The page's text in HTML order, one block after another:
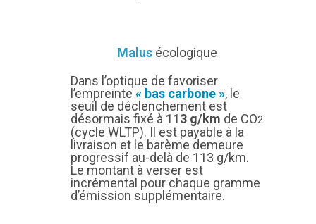
Malus écologique
Dans l’optique de favoriser
l’empreinte« bas carbone », le
seuil de déclenchement est
désormais fixé à 113 g/km de CO2
(cycle WLTP). Il est payable à la
livraison et le barème demeure
progressif au-delà de 113 g/km.
Le montant à verser est
incrémental pour chaque gramme
d’émission supplémentaire.